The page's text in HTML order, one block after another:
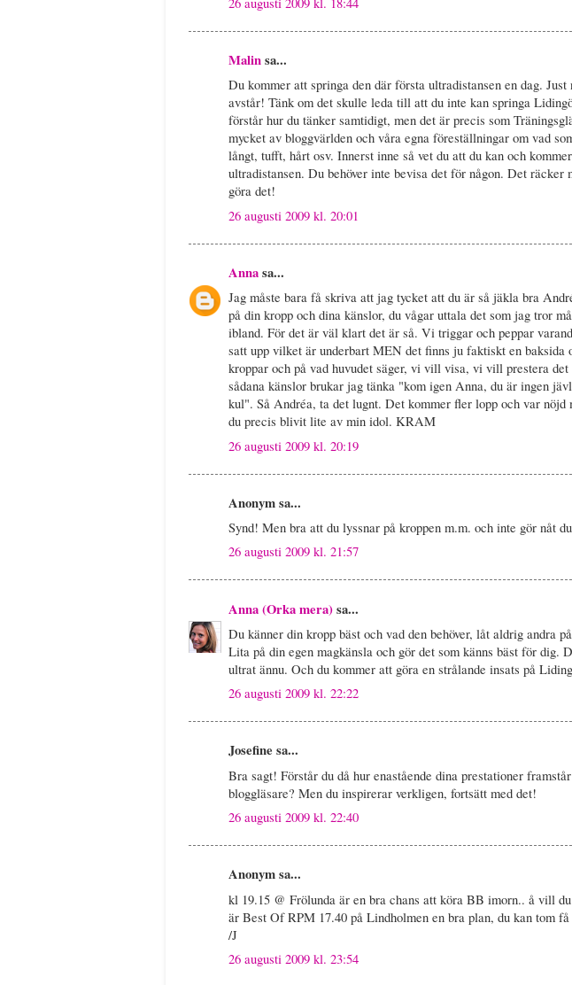
Malinsa...
Du kommer att springa den där första ultradistansen en dag.
avstår! Tänk om det skulle leda till att du inte kan springa
förstår hur du tänker samtidigt, men det är precis som
mycket av bloggvärlden och våra egna föreställningar om vad
långt, tufft, hårt osv. Innerst inne så vet du att du kan och
ultradistansen. Du behöver inte bevisa det för någon. Det räcker
göra det!
26 augusti 2009 kl. 20:01
Annasa...
Jag måste bara få skriva att jag tycket att du är så jäkla bra
på din kropp och dina känslor, du vågar uttala det som jag tror
ibland. För det är väl klart det är så. Vi triggar och peppar
satt upp vilket är underbart MEN det finns ju faktiskt en baksida
kroppar och på vad huvudet säger, vi vill visa, vi vill prestera
sådana känslor brukar jag tänka "kom igen Anna, du är ingen
kul". Så Andréa, ta det lugnt. Det kommer fler lopp och var nöjd
du precis blivit lite av min idol. KRAM
26 augusti 2009 kl. 20:19
Anonym sa...
Synd! Men bra att du lyssnar på kroppen m.m. och inte gör nåt
26 augusti 2009 kl. 21:57
Anna (Orka mera)sa...
Du känner din kropp bäst och vad den behöver, låt aldrig andra
Lita på din egen magkänsla och gör det som känns bäst för dig.
ultrat ännu. Och du kommer att göra en strålande insats på
26 augusti 2009 kl. 22:22
Josefine sa...
Bra sagt! Förstår du då hur enastående dina prestationer
bloggläsare? Men du inspirerar verkligen, fortsätt med det!
26 augusti 2009 kl. 22:40
Anonym sa...
kl 19.15 @ Frölunda är en bra chans att köra BB imorn.. å vill
är Best Of RPM 17.40 på Lindholmen en bra plan, du kan tom
/J
26 augusti 2009 kl. 23:54